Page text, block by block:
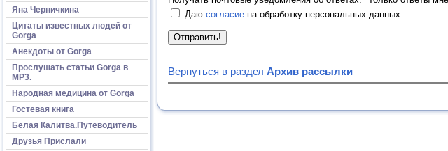
Яна Черничкина
Цитаты известных людей от
Gorga
Анекдоты от Gorga
Прослушать статьи Gorga в
МР3.
Народная медицина от Gorga
Гостевая книга
Белая Калитва.Путеводитель
Друзья Прислали
Даю согласие на обработку персональных данных
Вернуться в раздел Архив рассылки